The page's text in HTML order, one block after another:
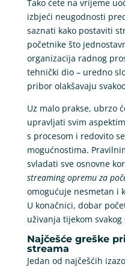
Tako ćete na vrijeme
izbjeći neugodnosti
saznati kako postaviti
početnike što
organizacija radnog
tehnički dio – uredno
pribor olakšavaju
Uz malo prakse, ubrzo
upravljati svim
s procesom i redovito
mogućnostima.
svladati sve osnovne
streaming opremu za
omogućuje nesmetan i
U konačnici, dobar
uživanja tijekom svakog
Najčešće greške
streama
Jedan od najčešćih